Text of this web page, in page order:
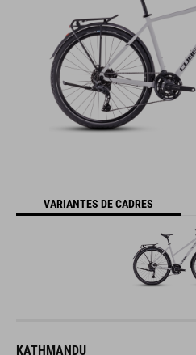
VARIANTES DE CADRES
KATHMANDU